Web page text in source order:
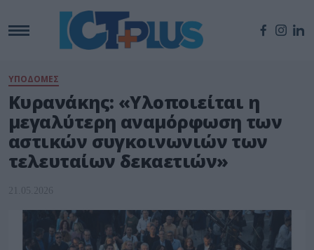
ΥΠΟΔΟΜΕΣ
Κυρανάκης: «Υλοποιείται η
μεγαλύτερη αναμόρφωση των
αστικών συγκοινωνιών των
τελευταίων δεκαετιών»
21.05.2026